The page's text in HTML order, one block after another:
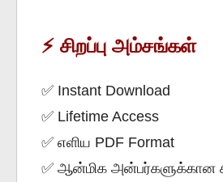
⚡ சிறப்பு அம்சங்கள்
✅ Instant Download
✅ Lifetime Access
✅ எளிய PDF Format
✅ ஆன்மிக அன்பர்களுக்கான